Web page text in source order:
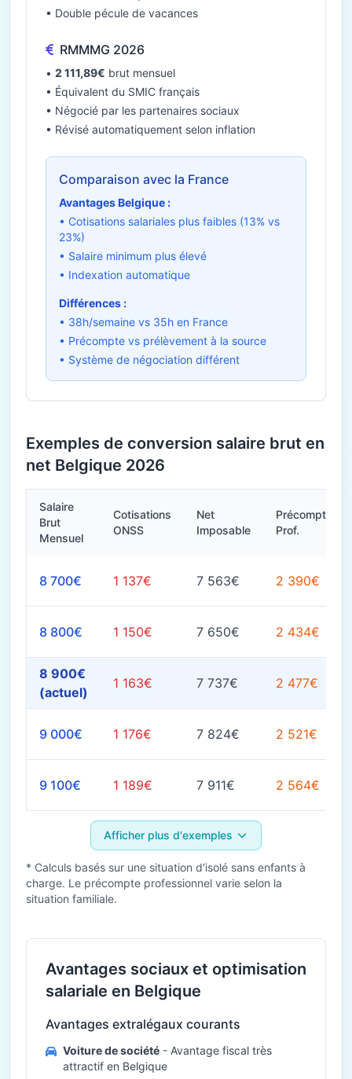
• Double pécule de vacances
RMMMG 2026
• 2 111,89€ brut mensuel
• Équivalent du SMIC français
• Négocié par les partenaires sociaux
• Révisé automatiquement selon inflation
Comparaison avec la France
Avantages Belgique :
• Cotisations salariales plus faibles (13% vs
23%)
• Salaire minimum plus élevé
• Indexation automatique
Différences :
• 38h/semaine vs 35h en France
• Précompte vs prélèvement à la source
• Système de négociation différent
Exemples de conversion salaire brut en
net Belgique 2026
Salaire
Brut
Mensuel
Cotisations
ONSS
Net
Imposable
Précompte
Prof.
8 700€ 1 137€ 7 563€ 2 390€
8 800€ 1 150€ 7 650€ 2 434€
8 900€
(actuel)
1 163€ 7 737€ 2 477€
9 000€ 1 176€ 7 824€ 2 521€
9 100€ 1 189€ 7 911€ 2 564€
Afficher plus d'exemples
* Calculs basés sur une situation d'isolé sans enfants à
charge. Le précompte professionnel varie selon la
situation familiale.
Avantages sociaux et optimisation
salariale en Belgique
Avantages extralégaux courants
Voiture de société - Avantage fiscal très
attractif en Belgique